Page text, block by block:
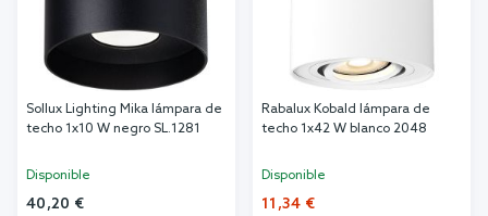
Sollux Lighting Mika lámpara de
techo 1x10 W negro SL.1281
Disponible
40,20 €
Rabalux Kobald lámpara de
techo 1x42 W blanco 2048
Disponible
11,34 €